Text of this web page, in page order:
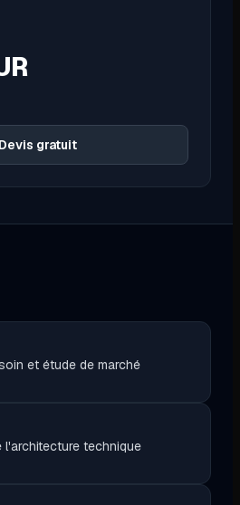
Devis gratuit
et étude de marché
technique